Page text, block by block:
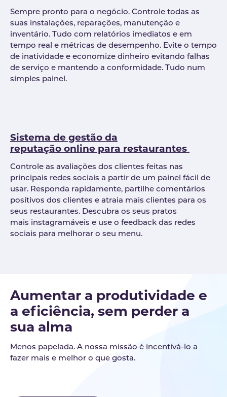
Sempre pronto para o negócio. Controle todas as
suas instalações, reparações, manutenção e
inventário. Tudo com relatórios imediatos e em
tempo real e métricas de desempenho. Evite o tempo
de inatividade e economize dinheiro evitando falhas
de serviço e mantendo a conformidade. Tudo num
simples painel.
Sistema de gestão da
reputação online para restaurantes
Controle as avaliações dos clientes feitas nas
principais redes sociais a partir de um painel fácil de
usar. Responda rapidamente, partilhe comentários
positivos dos clientes e atraia mais clientes para os
seus restaurantes. Descubra os seus pratos
mais instagramáveis e use o feedback das redes
sociais para melhorar o seu menu.
Aumentar a produtividade e
a eficiência, sem perder a
sua alma
Menos papelada. A nossa missão é incentivá-lo a
fazer mais e melhor o que gosta.